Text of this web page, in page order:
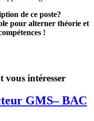
de ce poste?
pour alterner théorie et
!
vous intéresser
GMS– BAC